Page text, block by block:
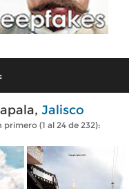
Jalisco
(1 al 24 de 232):